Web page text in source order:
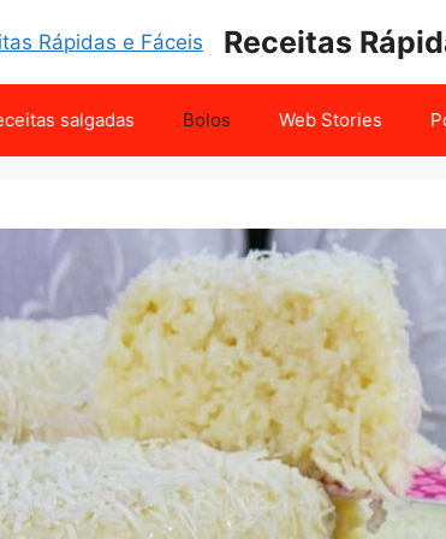
Receitas
salgadas Bolos Web Stories